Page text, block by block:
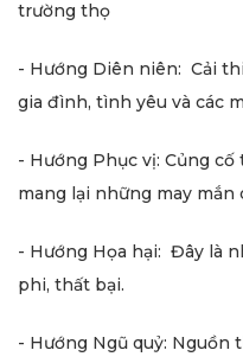
trường thọ
- Hướng Diên niên: Cải
gia đình, tình yêu và các
- Hướng Phục vị: Củng
mang lại những may mắn
- Hướng Họa hại: Đây là
phi, thất bại.
- Hướng Ngũ quỷ: Nguồn